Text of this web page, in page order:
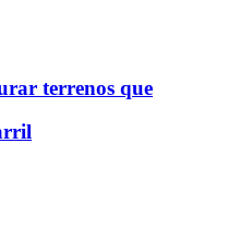
terrenos que